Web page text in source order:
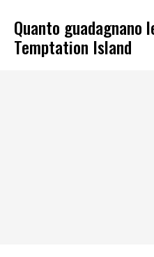
Quanto guadagnano
Temptation Island